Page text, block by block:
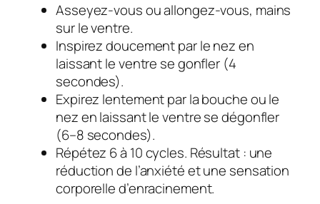
Asseyez-vous ou allongez-vous, mains
sur le ventre.
Inspirez doucement par le nez en
laissant le ventre se gonfler (4
secondes).
Expirez lentement par la bouche ou le
nez en laissant le ventre se dégonfler
(6–8 secondes).
Répétez 6 à 10 cycles. Résultat : une
réduction de l’anxiété et une sensation
corporelle d’enracinement.